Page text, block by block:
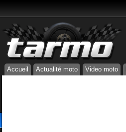
Accueil Actualité moto Video moto